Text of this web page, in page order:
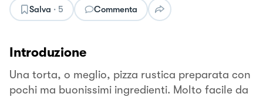
Salva · 5 Commenta
Introduzione
Una torta, o meglio, pizza rustica preparata con
pochi ma buonissimi ingredienti. Molto facile da